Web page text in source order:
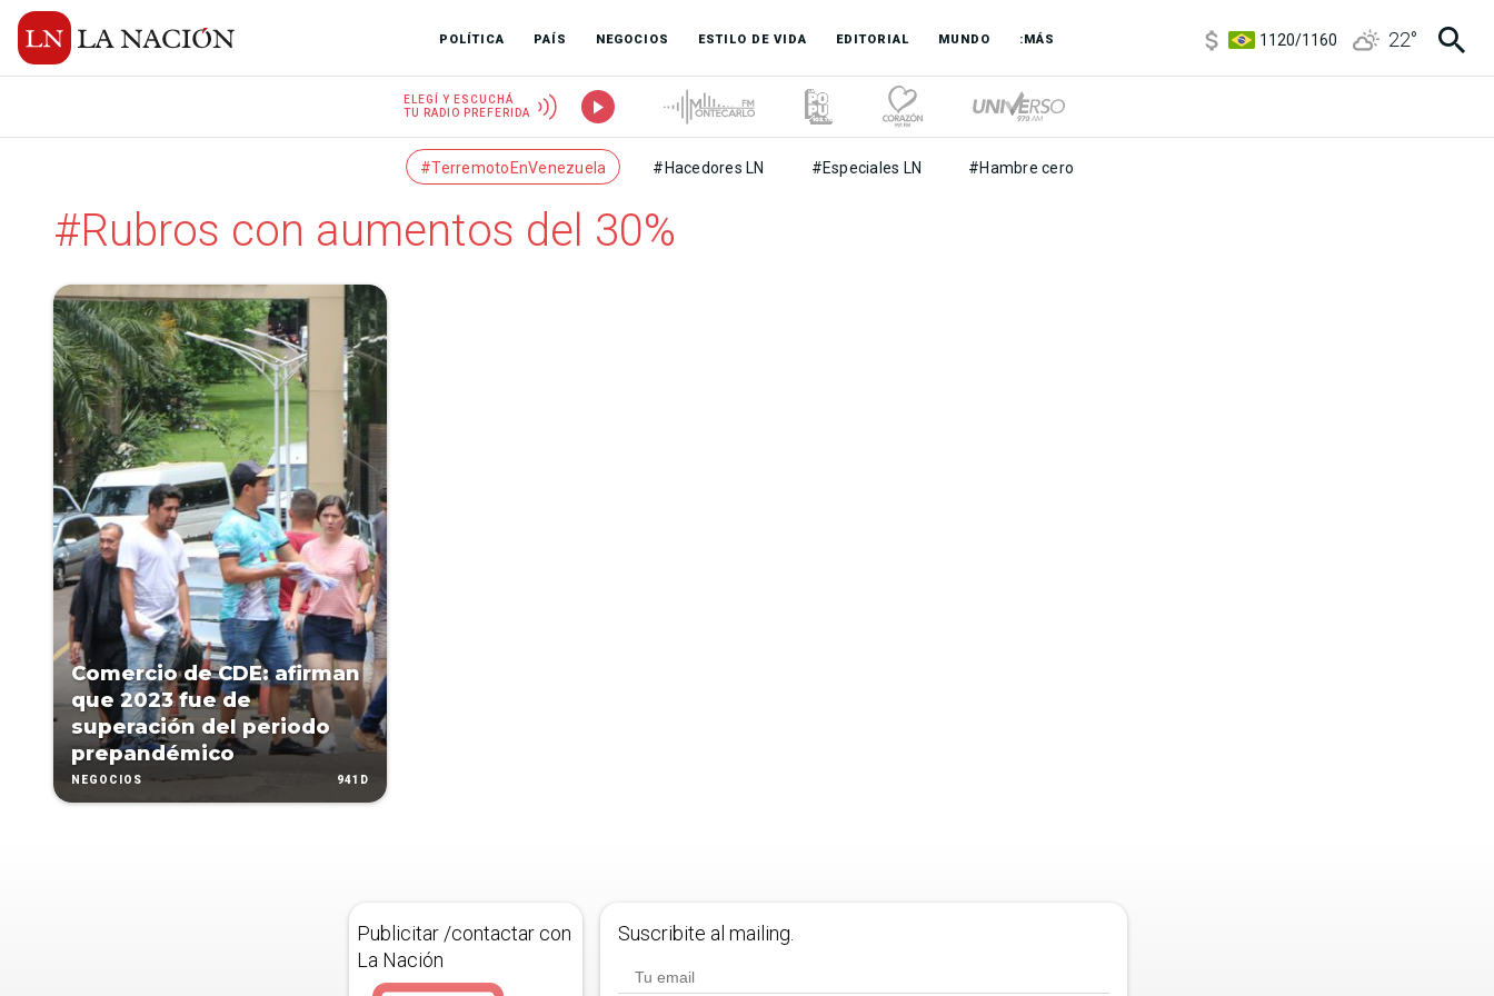
POLÍTICA PAÍS NEGOCIOS ESTILO DE VIDA EDITORIAL MUNDO :MÁS
1120/1160
22°
ELEGÍ Y ESCUCHÁ
TU RADIO PREFERIDA
#TerremotoEnVenezuela #Hacedores LN #Especiales LN #Hambre cero
#Rubros con aumentos del 30%
Comercio de CDE: afirman
que 2023 fue de
superación del periodo
prepandémico
NEGOCIOS 941D
Publicitar /contactar con
La Nación
Suscribite al mailing.